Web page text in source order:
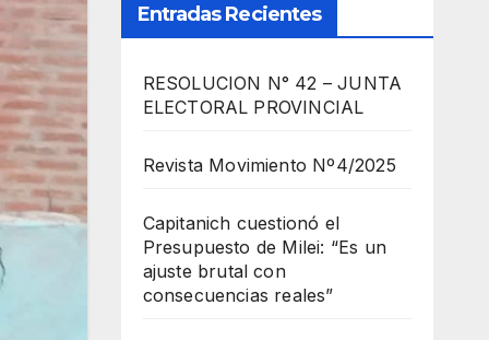
Entradas Recientes
RESOLUCION N° 42 – JUNTA
ELECTORAL PROVINCIAL
Revista Movimiento Nº4/2025
Capitanich cuestionó el
Presupuesto de Milei: “Es un
ajuste brutal con
consecuencias reales”